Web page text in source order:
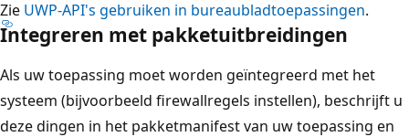
Zie UWP-API's gebruiken in bureaubladtoepassingen.
Integreren met pakketuitbreidingen
Als uw toepassing moet worden geïntegreerd met het
systeem (bijvoorbeeld firewallregels instellen), beschrijft u
deze dingen in het pakketmanifest van uw toepassing en